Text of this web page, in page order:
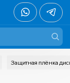
Защитная плёнка